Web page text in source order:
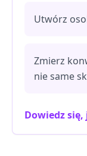
Utwórz
Zmierz
nie same
Dowiedz